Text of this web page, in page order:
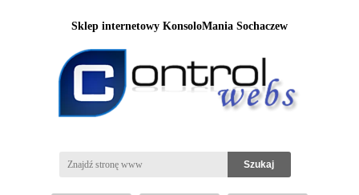
Sklep internetowy KonsoloMania Sochaczew